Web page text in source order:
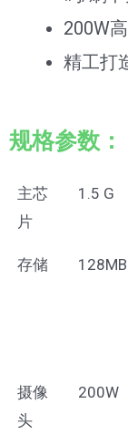
200W
精工打
规格参数：
主芯
片
1.5 G
存储 128MB
摄像
头
200W